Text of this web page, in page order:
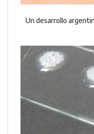
Un desarrollo